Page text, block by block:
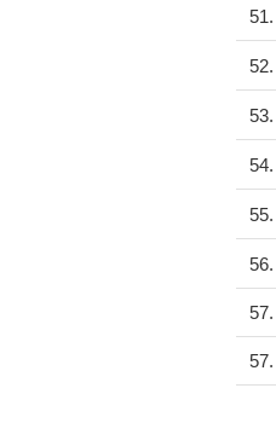
51.
52.
53.
54.
55.
56.
57.
57.